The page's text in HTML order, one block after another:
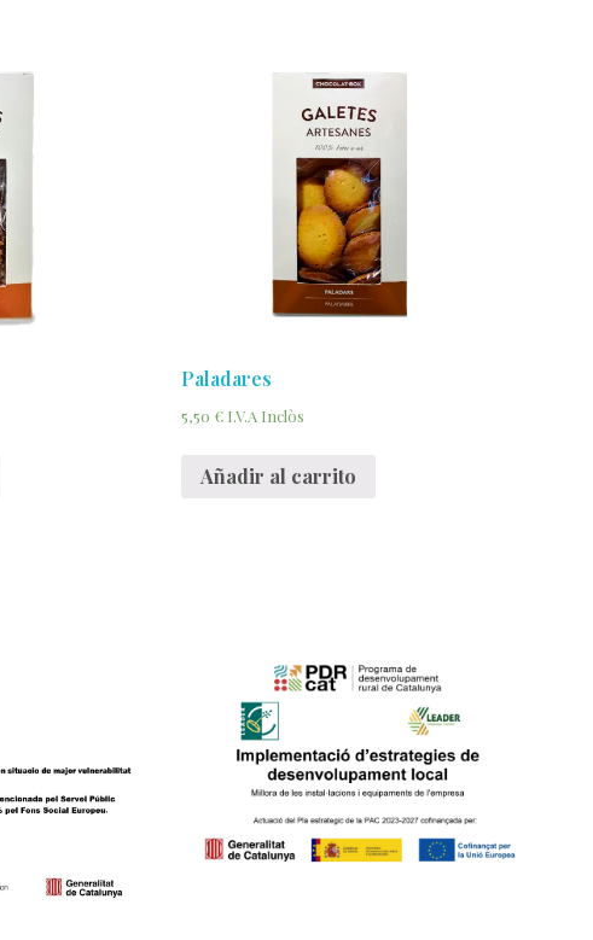
Paladares
5,50 € I.V.A Inclòs
Añadir al carrito